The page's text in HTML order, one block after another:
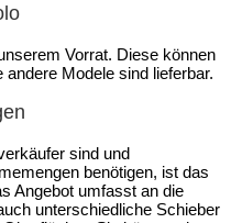
Vorrat. Diese können
Modele sind lieferbar.
sind und
benötigen, ist das
Angebot umfasst an die
unterschiedliche Schieber